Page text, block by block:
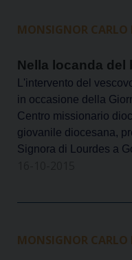
MONSIGNOR CARLO
Nella locanda del
L'intervento del
in occasione della
Centro missionario
giovanile diocesana,
Signora di Lourdes a
MONSIGNOR CARLO